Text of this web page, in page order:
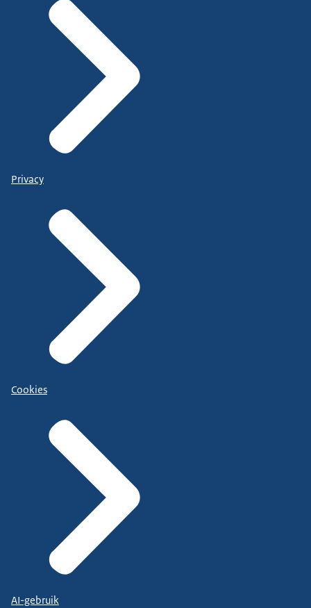
Privacy
Cookies
AI-gebruik